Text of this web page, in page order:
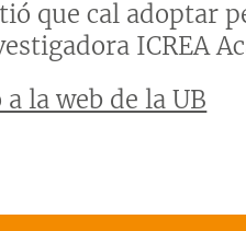
que cal
ICREA
la web de la UB